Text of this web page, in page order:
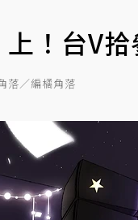
上！台V
落／編橘角落